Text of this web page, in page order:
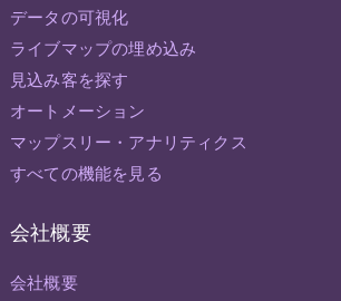
データの可視化
ライブマップの埋め込み
見込み客を探す
オートメーション
マップスリー・アナリティクス
すべての機能を見る
会社概要
会社概要